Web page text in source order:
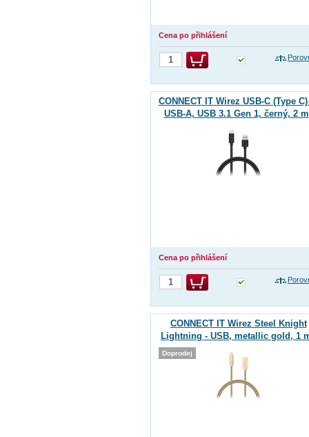
Cena po přihlášení
CONNECT IT Wirez USB-C (Type
USB-A, USB 3.1 Gen 1, černý, 2 m
Cena po přihlášení
CONNECT IT Wirez Steel Knight
Lightning - USB, metallic gold, 1
Doprodej